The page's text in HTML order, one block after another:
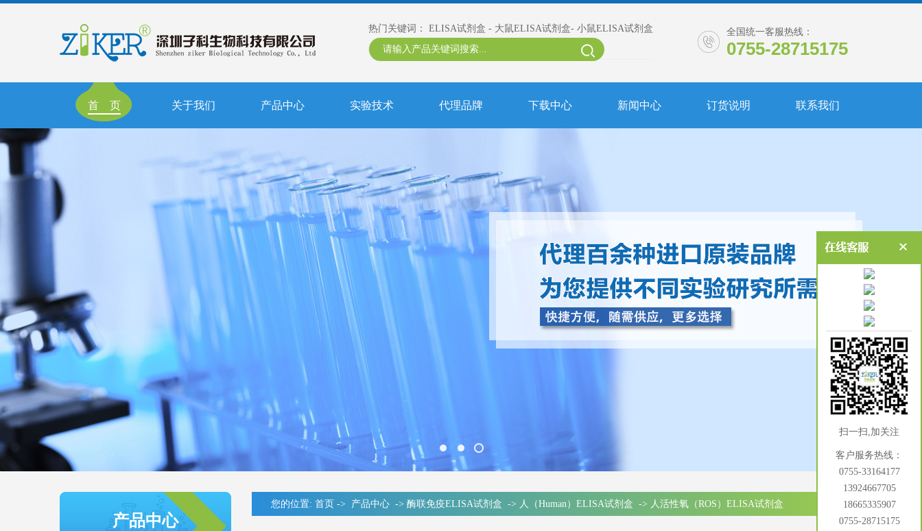
热门关键词： ELISA试剂盒 - 大鼠ELISA试剂盒- 小鼠ELISA试剂盒 全国统一客服热线：
0755-28715175
首 页 关于我们 产品中心 实验技术 代理品牌 下载中心 新闻中心 订货说明 联系我们
产品中心
您的位置: 首页 -> 产品中心 -> 酶联免疫ELISA试剂盒 -> 人（Human）ELISA试剂盒 -> 人活性氧（ROS）ELISA试剂盒
扫一扫,加关注
客户服务热线：
0755-33164177
13924667705
18665335907
0755-28715175